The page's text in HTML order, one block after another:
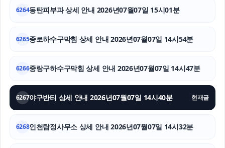
6264동탄피부과 상세 안내 2026년07월07일 15시01분
6265종로하수구막힘 상세 안내 2026년07월07일 14시54분
6266중랑구하수구막힘 상세 안내 2026년07월07일 14시47분
6267야구반티 상세 안내 2026년07월07일 14시40분 현재글
6268인천탐정사무소 상세 안내 2026년07월07일 14시32분